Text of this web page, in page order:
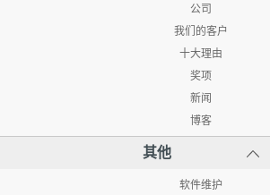
公司
我们的客户
十大理由
奖项
新闻
博客
其他
软件维护